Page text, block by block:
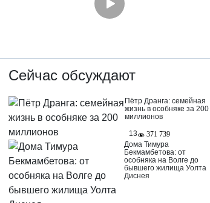
Сейчас обсуждают
Пётр Дранга: семейная
жизнь в особняке за 200
миллионов
13
371 739
Дома Тимура
Бекмамбетова: от
особняка на Волге до
бывшего жилища Уолта
Диснея